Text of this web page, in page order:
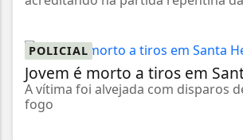
POLICIAL
Jovem é morto a tiros em
A vítima foi alvejada com disparos
fogo